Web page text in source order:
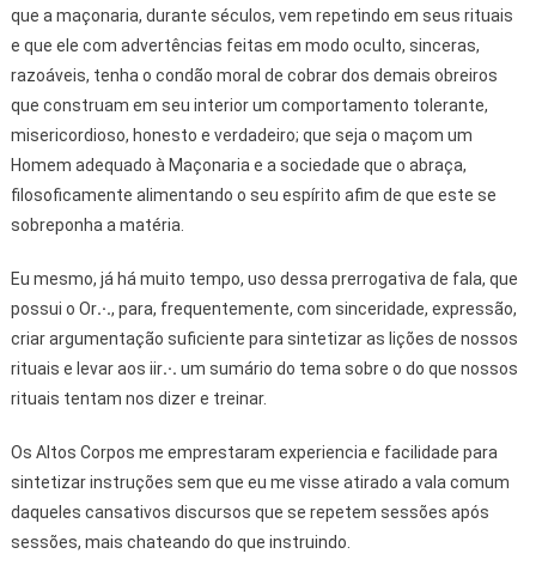
que a maçonaria, durante séculos, vem repetindo em seus rituais
e que ele com advertências feitas em modo oculto, sinceras,
razoáveis, tenha o condão moral de cobrar dos demais obreiros
que construam em seu interior um comportamento tolerante,
misericordioso, honesto e verdadeiro; que seja o maçom um
Homem adequado à Maçonaria e a sociedade que o abraça,
filosoficamente alimentando o seu espírito afim de que este se
sobreponha a matéria.
Eu mesmo, já há muito tempo, uso dessa prerrogativa de fala, que
possui o Or.·., para, frequentemente, com sinceridade, expressão,
criar argumentação suficiente para sintetizar as lições de nossos
rituais e levar aos iir.·. um sumário do tema sobre o do que nossos
rituais tentam nos dizer e treinar.
Os Altos Corpos me emprestaram experiencia e facilidade para
sintetizar instruções sem que eu me visse atirado a vala comum
daqueles cansativos discursos que se repetem sessões após
sessões, mais chateando do que instruindo.